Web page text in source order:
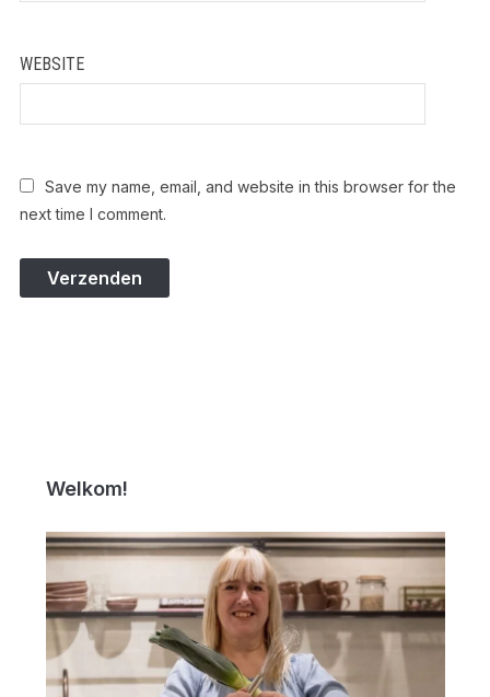
WEBSITE
Save my name, email, and website in this browser for the
next time I comment.
Welkom!